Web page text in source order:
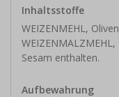
Inhaltsstoffe
WEIZENMEHL,
Sesam enthalten.
Aufbewahrung